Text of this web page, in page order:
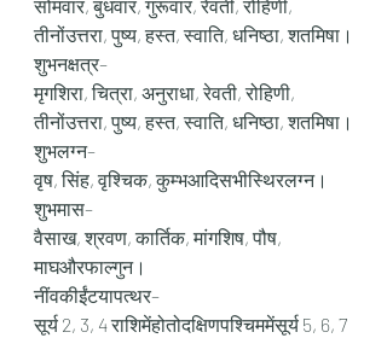
सोमवार, बुधवार, गुरूवार, रेवती, रोहिणी,
तीनोंउत्तरा, पुष्य, हस्त, स्वाति, धनिष्ठा, शतमिषा।
शुभनक्षत्र–
मृगशिरा, चित्रा, अनुराधा, रेवती, रोहिणी,
तीनोंउत्तरा, पुष्य, हस्त, स्वाति, धनिष्ठा, शतमिषा।
शुभलग्न–
वृष, सिंह, वृश्चिक, कुम्भआदिसभीस्थिरलग्न।
शुभमास–
वैसाख, श्रवण, कार्तिक, मांगशिष, पौष,
माघऔरफाल्गुन।
नींवकीईंटयापत्थर–
सूर्य 2, 3, 4 राशिमेंहोतोदक्षिणपश्चिममेंसूर्य 5, 6, 7